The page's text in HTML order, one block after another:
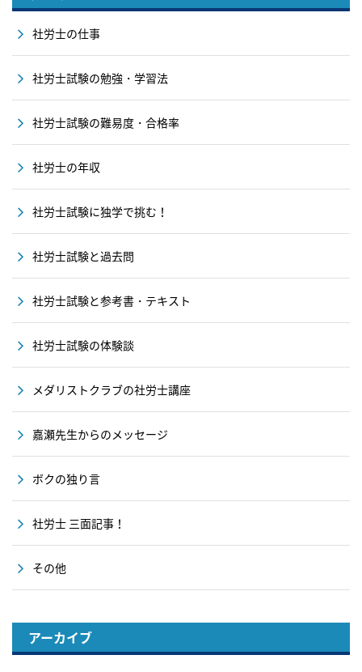
社労士の仕事
社労士試験の勉強・学習法
社労士試験の難易度・合格率
社労士の年収
社労士試験に独学で挑む！
社労士試験と過去問
社労士試験と参考書・テキスト
社労士試験の体験談
メダリストクラブの社労士講座
嘉瀬先生からのメッセージ
ボクの独り言
社労士 三面記事！
その他
アーカイブ